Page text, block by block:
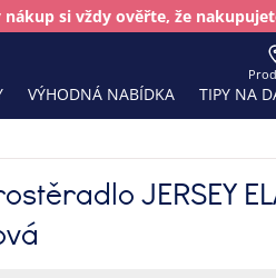
nákup si vždy ověřte, že
VÝHODNÁ NABÍDKA TIPY NA
JERSEY